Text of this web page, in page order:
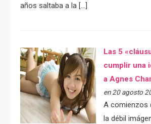
años saltaba a la […]
Las 5
cumplir una
a Agnes
en 20 agosto
A comienzos
la débil